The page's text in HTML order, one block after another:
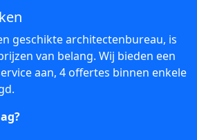
geschikte architectenbureau, is
van belang. Wij bieden een
aan, 4 offertes binnen enkele